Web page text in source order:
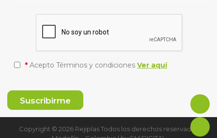
* Acepto Términos y condiciones Ver aquí
Copyright © 2026 Rejiplas Todos los derechos reservados